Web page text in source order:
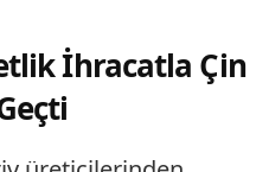
İhracatla Çin